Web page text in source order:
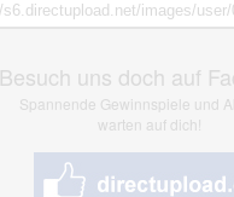
Besuch uns doch auf
Spannende Gewinnspiele und
warten auf dich!